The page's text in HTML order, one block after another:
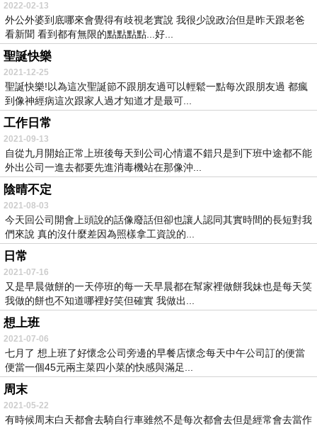
2022-02-13
外公外婆到底哪來會覺得有歧視老實說 我很少說政治但是昨天跟老爸
看新聞 看到都有無限的點點點點...好...
聖誕快樂
2021-12-25
聖誕快樂!以為這次聖誕節不跟朋友過可以輕鬆一點每次跟朋友過 都瘋
到像神經病這次跟家人過才知道才是最可...
工作日常
2021-09-13
自從九月開始正常上班後每天到公司心情還不錯只是到下班中途都不能
外出公司一進去都要先進消毒機站在那像沖...
陰晴不定
2021-08-03
今天回公司開會上頭說的話像廢話但卻也讓人認同其實時間的長短對我
們來說 真的沒什麼差因為照樣拿工資說的...
日常
2021-07-16
又是早晨做餅的一天停班的每一天早晨都在幫家裡做餅我妹也是每天笑
我做的餅也不知道哪裡好笑但確實 我做出...
想上班
2021-07-06
七月了 想上班了好懷念公司旁邊的早餐店懷念每天中午公司訂的便當
便當一個45元兩主菜四小菜的快感與滿足...
周末
2021-05-22
有時候周末白天都會去騎自行車雖然不是每次都會去但是經常會去當作